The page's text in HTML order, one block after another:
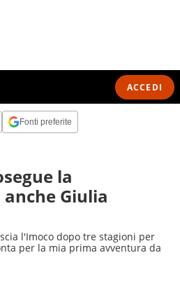
ACCEDI
Fonti preferite
la
Giulia
l'Imoco dopo tre stagioni per
per la mia prima avventura da